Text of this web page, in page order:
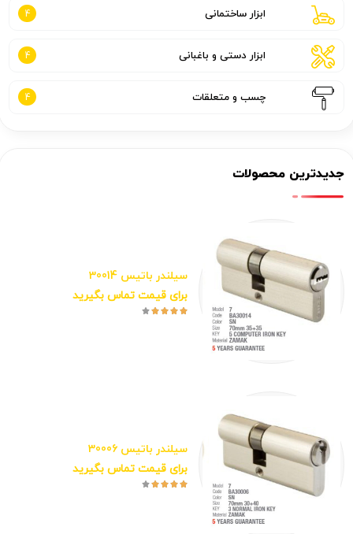
ابزار ساختمانی 4
ابزار دستی و باغبانی 4
چسب و متعلقات 4
جدیدترین محصولات
سیلندر باتیس 30014
برای قیمت تماس بگیرید





سیلندر باتیس 30006
برای قیمت تماس بگیرید




